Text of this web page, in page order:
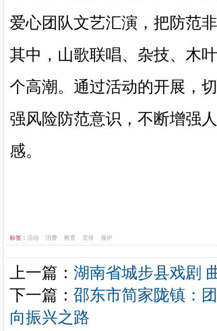
爱心团队文艺汇演，把防范
其中，山歌联唱、杂技、木
个高潮。通过活动的开展，
强风险防范意识，不断增强
感。
标签： 活动 消费 教育 宣传 保护
上一篇： 湖南省城步县戏剧
下一篇： 邵东市简家陇镇：
向振兴之路